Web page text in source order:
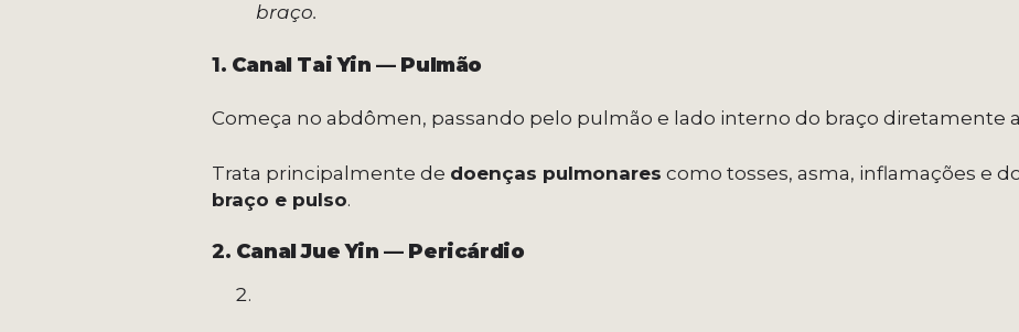
braço.
1. Canal Tai Yin — Pulmão
Começa no abdômen, passando pelo pulmão e lado interno do braço diretamente
Trata principalmente de doenças pulmonares como tosses, asma, inflamações e
braço e pulso.
2. Canal Jue Yin — Pericárdio